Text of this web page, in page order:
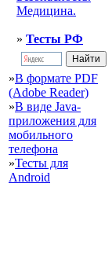
Медицина.
» Тесты РФ
»В формате PDF
(Adobe Reader)
»В виде Java-
приложения для
мобильного
телефона
»Тесты для
Android